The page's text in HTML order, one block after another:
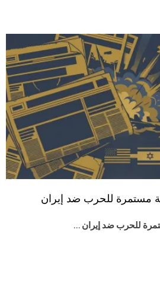
مستمرة للحرب ضد إيران
للحرب ضد إيران …